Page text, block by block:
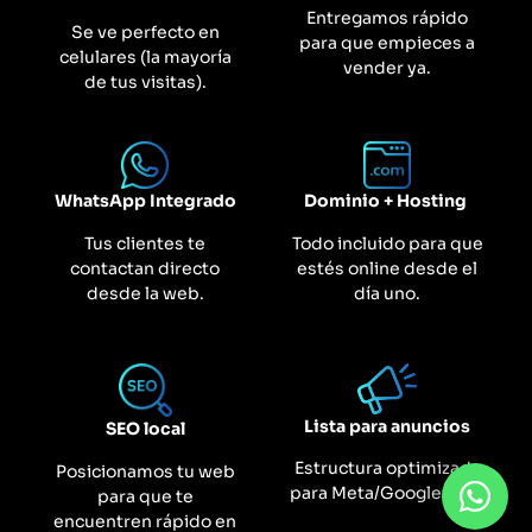
Se ve perfecto en
celulares (la mayoría
de tus visitas).
Entregamos rápido
para que empieces a
vender ya.
WhatsApp Integrado
Tus clientes te
contactan directo
desde la web.
Dominio + Hosting
Todo incluido para que
estés online desde el
día uno.
SEO local
Posicionamos tu web
para que te
encuentren rápido en
Lista para anuncios
Estructura optimizada
para Meta/Google Ads.